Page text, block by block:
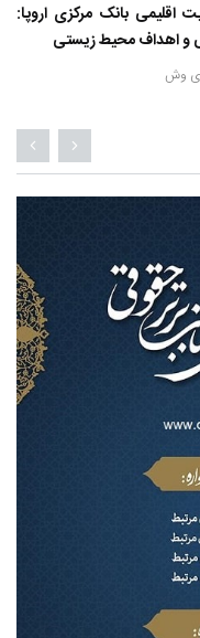
اقلیمی بانک مرکزی اروپا:
و اهداف محیط زیستی
وش